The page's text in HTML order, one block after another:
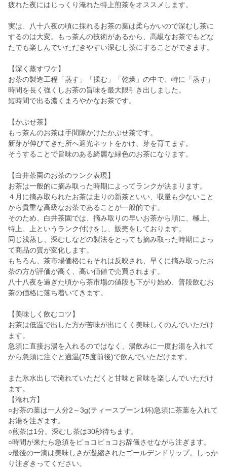
疲れた夜にはじっくり淹れた特上煎茶をオススメします。
実は、八十八夜の頃に採れるお茶の葉は柔らかいので深むし茶に
するのは大変。もっ茶んの技術があるから、高級なお茶でもどな
たでも楽しんでいただきやすい深むし茶にすることができます。
【深く蒸すワケ】
お茶の製造工程「蒸す」「揉む」「乾燥」の中で、特に「蒸す」
時間を長く強くしお茶の旨味を最大限引き出しました。
短時間で出る濃くまろやかなお茶です。
【かぶせ茶】
もっ茶んのお茶は手間隙かけたかぶせ茶です。
新芽が伸びてきた所へ遮光ネットをかけ、芽を育てます。
そうすることで旨味のある綺麗な緑色のお茶になります。
【白井茶園のお茶のランク表現】
お茶は一般的に摘み取った時期によってランクが決まります。
４月に摘み取られたお茶は走りの新茶といい、収量も少ないこと
から貴重な高級なお茶であることが一般的です。
そのため、白井茶園では、摘み取りの早いお茶から順に、極上、
特上、上というランク付けをし、販売をしております。
同じ浅蒸し、深むしなどの製法をとっても摘み取った時期によっ
て商品の質が変化します。
もちろん、茶市場価格にもそれは反映され、早くに摘み取ったお
茶の方が評価が高く、高い価値で売買されます。
八十八夜を過ぎた頃から茶市場の値段も下がり始め、普段飲むお
茶の価格に落ち着いてきます。
【美味しく飲むコツ】
お茶は低温で出した方が苦味が出にくく美味しくのんでいただけ
ます。
急須に直接お湯を入れるのではなく、湯飲みに一度お湯を入れて
から急須に注ぐと適温(75度前後)で飲んでいただけます。
また氷水出しで淹れていただくと甘味と旨味を楽しんでいただけ
ます。
【淹れ方】
○お茶の葉は一人分2～3g(ティースプーン1杯)急須に茶葉を入れて
お湯を注ぎます。
○煎茶は1分。深むし茶は30秒待ちます。
○時間が来たら急須をピョコピョコお辞儀させながら注ぎます。
○最後の一滴は美味しさが凝縮されたゴールデンドリップ。しっか
り注ぎきってください。